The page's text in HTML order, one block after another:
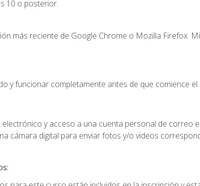
10 o posterior.
más reciente de Google Chrome o Mozilla Firefox.
y funcionar completamente antes de que comience el
y acceso a una cuenta personal de correo
cámara digital para enviar fotos y/o videos